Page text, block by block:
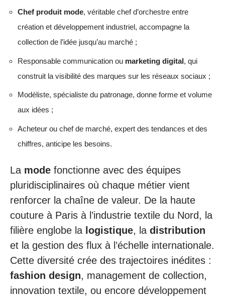
Chef produit mode, véritable chef d’orchestre entre
création et développement industriel, accompagne la
collection de l’idée jusqu’au marché ;
Responsable communication ou marketing digital, qui
construit la visibilité des marques sur les réseaux sociaux ;
Modéliste, spécialiste du patronage, donne forme et volume
aux idées ;
Acheteur ou chef de marché, expert des tendances et des
chiffres, anticipe les besoins.
La mode fonctionne avec des équipes
pluridisciplinaires où chaque métier vient
renforcer la chaîne de valeur. De la haute
couture à Paris à l’industrie textile du Nord, la
filière englobe la logistique, la distribution
et la gestion des flux à l’échelle internationale.
Cette diversité crée des trajectoires inédites :
fashion design, management de collection,
innovation textile, ou encore développement